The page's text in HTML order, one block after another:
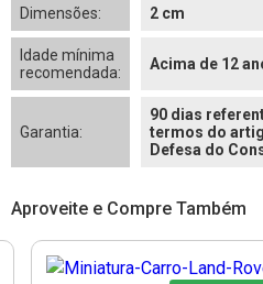
Dimensões: 2 cm
Idade mínima
recomendada:
Acima de 12
Garantia:
90 dias
termos do
Defesa do
Aproveite e Compre Também